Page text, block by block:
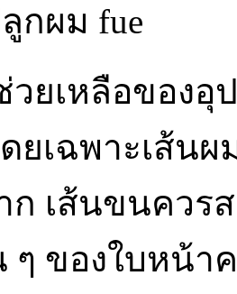
กผม fue
วยเหลือของ
ยเฉพาะเส้น
ก เส้นขนควร
ๆ ของใบหน้า